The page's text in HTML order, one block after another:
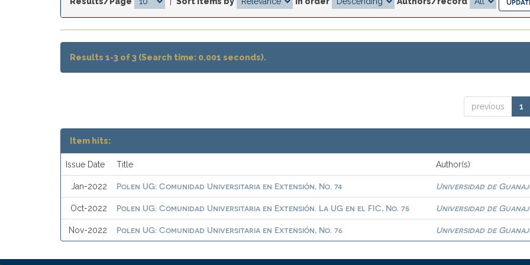
Results 1-3 of 3 (Search time: 0.001 seconds).
previous 1
Item hits:
Issue Date Title Author(s)
Jan-2022 Polen UG: Comunidad Universitaria en Extensión, No. 74 Universidad de
Oct-2022 Polen UG: Comunidad Universitaria en Extensión. La UG en el FIC, No. 75 Universidad de
Nov-2022 Polen UG: Comunidad Universitaria en Extensión, No. 76 Universidad de